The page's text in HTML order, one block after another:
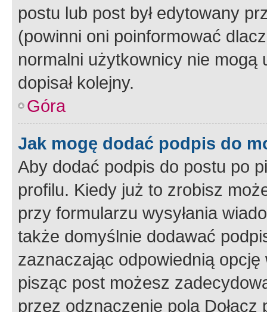
postu lub post był edytowany
(powinni oni poinformować
normalni użytkownicy nie
dopisał kolejny.
Góra
Jak mogę dodać podpis do
Aby dodać podpis do postu po
profilu. Kiedy już to zrobisz
przy formularzu wysyłania
także domyślnie dodawać
zaznaczając odpowiednią
pisząc post możesz
przez odznaczenie pola